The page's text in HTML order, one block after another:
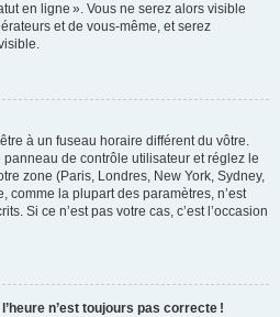
en ligne ». Vous ne serez alors visible
et de vous-même, et serez
à un fuseau horaire différent du vôtre.
de contrôle utilisateur et réglez le
zone (Paris, Londres, New York, Sydney,
comme la plupart des paramètres, n’est
Si ce n’est pas votre cas, c’est l’occasion
n’est toujours pas correcte !